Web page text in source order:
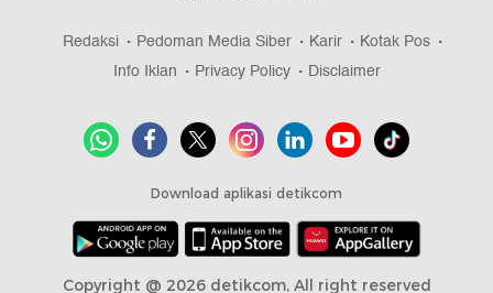
Redaksi Pedoman Media Siber Karir
Kotak Pos
Info Iklan
Privacy Policy Disclaimer
Download aplikasi detikcom
Copyright @ 2026 detikcom, All right reserved